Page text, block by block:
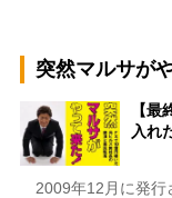
突然マルサが
【
入れ
2009年12月に発行